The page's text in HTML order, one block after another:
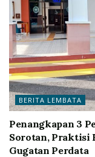
BERITA LEMBATA
Penangkapan 3
Sorotan, Praktisi
Gugatan Perdata